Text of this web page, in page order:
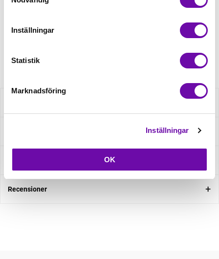
Inställningar
Statistik
Marknadsföring
Inställningar
OK
Minsta beställning: 1 st
Recensioner